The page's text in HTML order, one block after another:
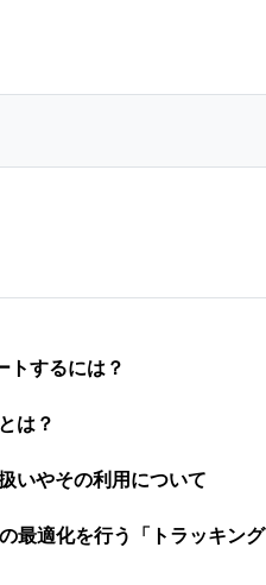
トするには？
は？
いやその利用について
最適化を行う「トラッキング